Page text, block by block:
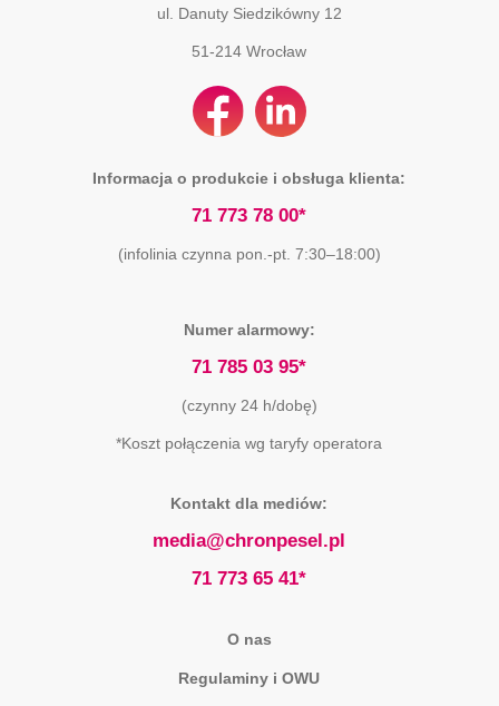
ul. Danuty Siedzikówny 12
51-214 Wrocław
Informacja o produkcie i obsługa klienta:
71 773 78 00*
(infolinia czynna pon.-pt. 7:30–18:00)
Numer alarmowy:
71 785 03 95*
(czynny 24 h/dobę)
*Koszt połączenia wg taryfy operatora
Kontakt dla mediów:
media@chronpesel.pl
71 773 65 41*
O nas
Regulaminy i OWU